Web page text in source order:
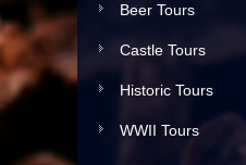
Beer Tours
Castle Tours
Historic Tours
WWII Tours